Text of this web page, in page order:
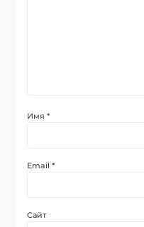
Имя*
Email*
Сайт